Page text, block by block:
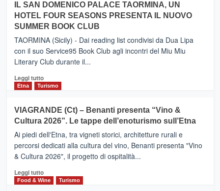
da
Neos
PIEDIMONTE
ETNEO
–
Meta
turistica
privilegiata
secondo
dati
di
Anche
la
Alcantara
nei
primi
nella
classifica
IL SAN DOMENICO PALACE TAORMINA, UN
HOTEL FOUR SEASONS PRESENTA IL NUOVO
SUMMER BOOK CLUB
TAORMINA (Sicily) - Dai reading list condivisi da Dua Lipa
con il suo Service95 Book Club agli incontri del Miu Miu
Literary Club durante il...
Leggi tuttoLeggi
di
IL
SAN
DOMENICO
PALACE
TAORMINA,
UN
HOTEL
FOUR
Etna Turismo
VIAGRANDE (Ct) – Benanti presenta “Vino &
Cultura 2026”. Le tappe dell’enoturismo sull’Etna
Ai piedi dell'Etna, tra vigneti storici, architetture rurali e
percorsi dedicati alla cultura del vino, Benanti presenta "Vino
& Cultura 2026", il progetto di ospitalità...
Leggi tuttoLeggi
di
Food & Wine Turismo